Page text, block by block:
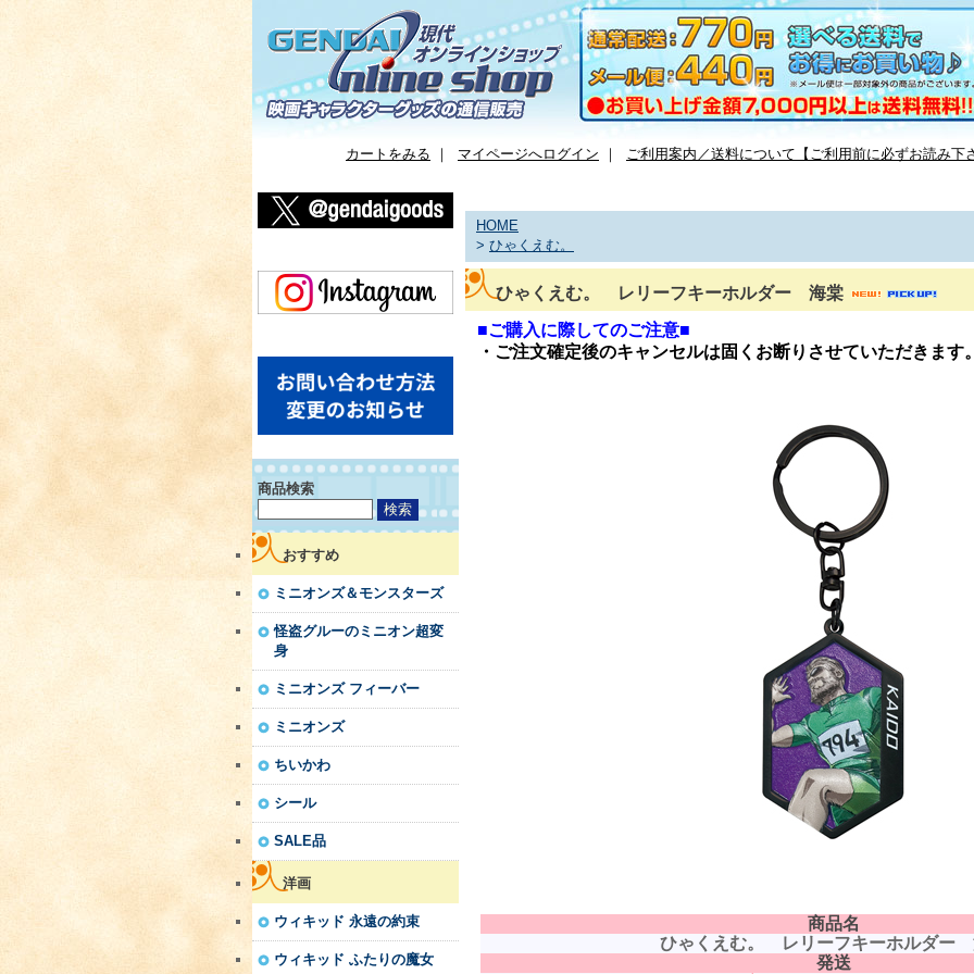
カートをみる ｜ マイページへログイン ｜ ご利用案内／送料について【ご利用前に必ずお読み下
商品検索
おすすめ
ミニオンズ＆モンスターズ
怪盗グルーのミニオン超変
身
ミニオンズ フィーバー
ミニオンズ
ちいかわ
シール
SALE品
洋画
ウィキッド 永遠の約束
ウィキッド ふたりの魔女
HOME
> ひゃくえむ。
ひゃくえむ。 レリーフキーホルダー 海棠
■ご購入に際してのご注意■
・ご注文確定後のキャンセルは固くお断りさせていただきます
商品名
ひゃくえむ。 レリーフキーホルダー
発送